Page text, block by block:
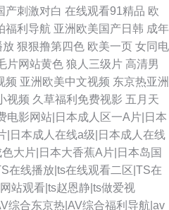
产刺激对白 在线观看91精品 欧
福利导航 亚洲欧美国产日韩 成年
放 狠狠撸第四色 欧美一页 女同电
片网站黄色 狼人三级片 高清男
频 亚洲欧美中文视频 东京热亚洲
视频 久草福利免费视影 五月天
电影网站|日本成人区一A片|日本
|日本成人在线a级|日本成人在线
大片|日本大香蕉A片|日本岛国
在线播放|ts在线观看二区|TS在
站观看|ts赵恩静|ts做爱视
综合东京热|AV综合福利导航|av